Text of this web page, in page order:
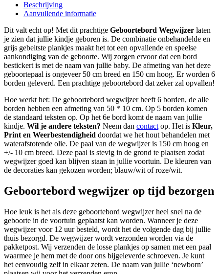
Beschrijving
Aanvullende informatie
Dit valt echt op! Met dit prachtige Geboortebord Wegwijzer laten
je zien dat jullie kindje geboren is. De combinatie onbehandelde en
grijs gebeitste plankjes maakt het tot een opvallende en speelse
aankondiging van de geboorte. Wij zorgen ervoor dat een bord
bestickert is met de naam van jullie baby. De afmeting van het deze
geboortepaal is ongeveer 50 cm breed en 150 cm hoog. Er worden 6
borden geleverd. Een prachtige geboortebord dat zeker zal opvallen!
Hoe werkt het: De geboortebord wegwijzer heeft 6 borden, de alle
borden hebben een afmeting van 50 * 10 cm. Op 5 borden komen
de standaard teksten op. Op het 6e bord komt de naam van jullie
kindje. Wil je andere teksten? Neem dan contact op. Het is Kleur,
Print en Weerbestendigheid doordat we het hout behandelen met
waterafstotende olie. De paal van de wegwijzer is 150 cm hoog en
+/- 10 cm breed. Deze paal is stevig in de grond te plaatsen zodat
wegwijzer goed kan blijven staan in jullie voortuin. De kleuren van
de decoraties kan gekozen worden; blauw/wit of roze/wit.
Geboortebord wegwijzer op tijd bezorgen
Hoe leuk is het als deze geboortebord wegwijzer heel snel na de
geboorte in de voortuin geplaatst kan worden. Wanneer je deze
wegwijzer voor 12 uur besteld, wordt het de volgende dag bij jullie
thuis bezorgd. De wegwijzer wordt verzonden worden via de
pakketpost. Wij verzenden de losse plankjes op samen met een paal
waarmee je hem met de door ons bijgeleverde schroeven. Je kunt
het eenvoudig zelf in elkaar zeten. De naam van jullie ‘newborn’